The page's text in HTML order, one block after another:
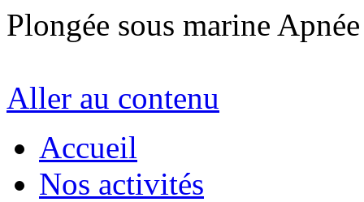
Plongée sous marine
Aller au contenu
Accueil
Nos activités